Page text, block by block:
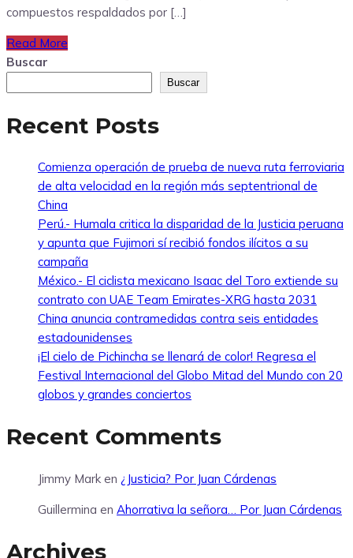
compuestos respaldados por […]
Read More
Buscar
Buscar
Recent Posts
Comienza operación de prueba de nueva ruta ferroviaria
de alta velocidad en la región más septentrional de
China
Perú.- Humala critica la disparidad de la Justicia peruana
y apunta que Fujimori sí recibió fondos ilícitos a su
campaña
México.- El ciclista mexicano Isaac del Toro extiende su
contrato con UAE Team Emirates-XRG hasta 2031
China anuncia contramedidas contra seis entidades
estadounidenses
¡El cielo de Pichincha se llenará de color! Regresa el
Festival Internacional del Globo Mitad del Mundo con 20
globos y grandes conciertos
Recent Comments
Jimmy Mark en ¿Justicia? Por Juan Cárdenas
Guillermina en Ahorrativa la señora… Por Juan Cárdenas
Archives